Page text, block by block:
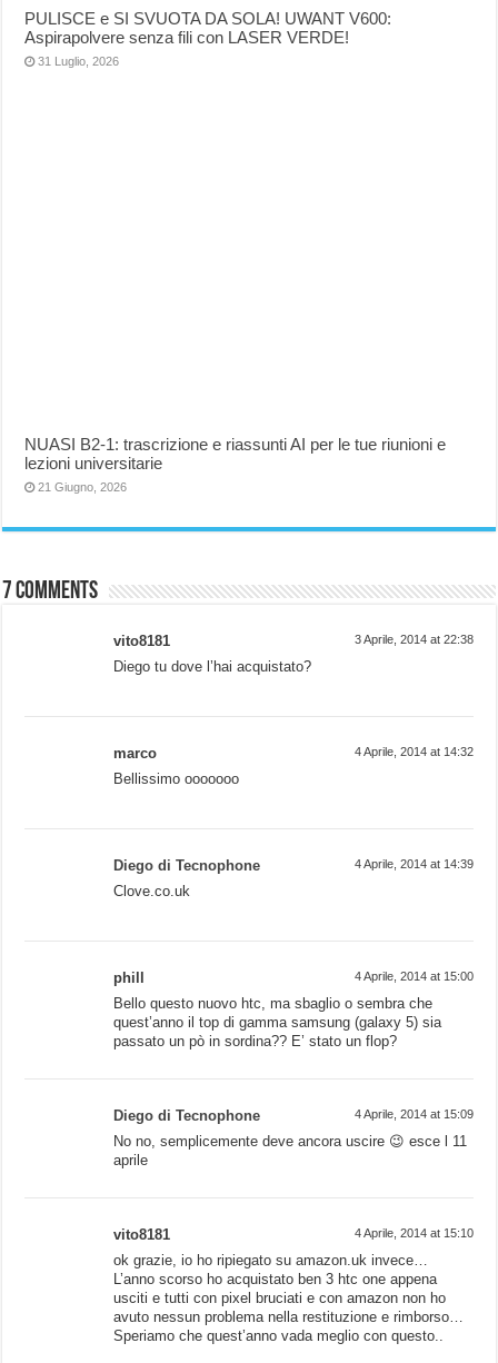
PULISCE e SI SVUOTA DA SOLA! UWANT V600:
Aspirapolvere senza fili con LASER VERDE!
31 Luglio, 2026
NUASI B2-1: trascrizione e riassunti AI per le tue riunioni e
lezioni universitarie
21 Giugno, 2026
7 comments
vito8181 3 Aprile, 2014 at 22:38
Diego tu dove l’hai acquistato?
marco 4 Aprile, 2014 at 14:32
Bellissimo ooooooo
Diego di Tecnophone 4 Aprile, 2014 at 14:39
Clove.co.uk
phill 4 Aprile, 2014 at 15:00
Bello questo nuovo htc, ma sbaglio o sembra che
quest’anno il top di gamma samsung (galaxy 5) sia
passato un pò in sordina?? E’ stato un flop?
Diego di Tecnophone 4 Aprile, 2014 at 15:09
No no, semplicemente deve ancora uscire 😉 esce l 11
aprile
vito8181 4 Aprile, 2014 at 15:10
ok grazie, io ho ripiegato su amazon.uk invece…
L’anno scorso ho acquistato ben 3 htc one appena
usciti e tutti con pixel bruciati e con amazon non ho
avuto nessun problema nella restituzione e rimborso…
Speriamo che quest’anno vada meglio con questo..